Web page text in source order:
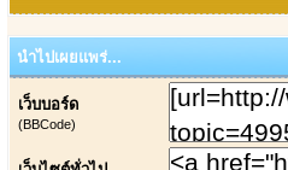
นำไปเผยแพร่...
เว็บบอร์ด
(BBCode)